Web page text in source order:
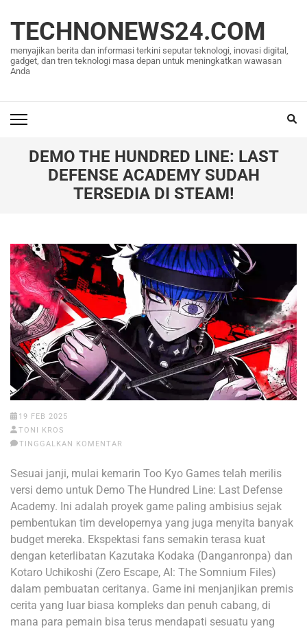
konten
(Tekan
Enter)
TECHNONEWS24.COM
menyajikan berita dan informasi terkini seputar teknologi, inovasi digital,
gadget, dan tren teknologi masa depan untuk meningkatkan wawasan
Anda
DEMO THE HUNDRED LINE: LAST
DEFENSE ACADEMY SUDAH
TERSEDIA DI STEAM!
19 FEB 2025
TONI KROS
TINGGALKAN KOMENTAR
Sesuai janji, mulai kemarin Too Kyo Games telah merilis
versi demo untuk Demo The Hundred Line: Last Defense
Academy. Ini adalah proyek game paling ambisius sejak
pembentukan tim developernya yang juga menyita banyak
budget mereka. Ekspektasi fans semakin terasa kuat
dengan keterlibatan Kazutaka Kodaka (Danganronpa) dan
Kotaro Uchikoshi (Zero Escape, AI: The Somnium Files)
dalam pembuatan ceritanya. Game ini menjanjikan premis
cerita yang luar biasa kompleks dan penuh cabang, di
mana para pemain bisa terus mendapati sesuatu yang